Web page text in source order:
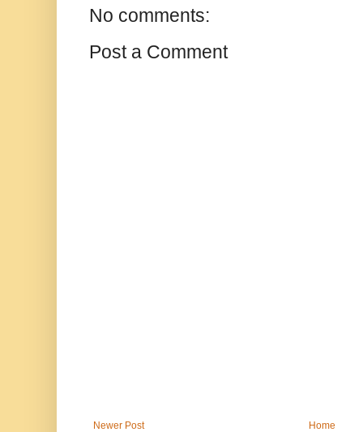
No comments:
Post a Comment
Newer Post Home